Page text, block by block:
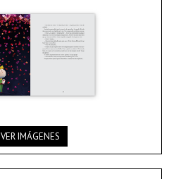
VER IMÁGENES